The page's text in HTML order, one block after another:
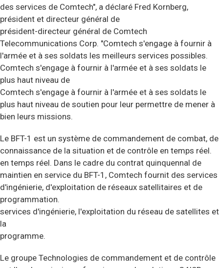
des services de Comtech", a déclaré Fred Kornberg,
président et directeur général de
président-directeur général de Comtech
Telecommunications Corp. "Comtech s'engage à fournir à
l'armée et à ses soldats les meilleurs services possibles.
Comtech s'engage à fournir à l'armée et à ses soldats le
plus haut niveau de
Comtech s'engage à fournir à l'armée et à ses soldats le
plus haut niveau de soutien pour leur permettre de mener à
bien leurs missions.
Le BFT-1 est un système de commandement de combat, de
connaissance de la situation et de contrôle en temps réel.
en temps réel. Dans le cadre du contrat quinquennal de
maintien en service du BFT-1, Comtech fournit des services
d'ingénierie, d'exploitation de réseaux satellitaires et de
programmation.
services d'ingénierie, l'exploitation du réseau de satellites et
la
programme.
Le groupe Technologies de commandement et de contrôle